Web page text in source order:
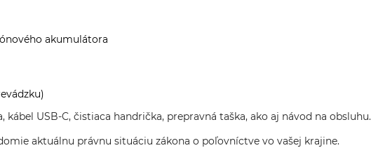
akumulátora
USB-C, čistiaca handrička, prepravná taška, ako aj návod na obsluhu.
aktuálnu právnu situáciu zákona o poľovníctve vo vašej krajine.